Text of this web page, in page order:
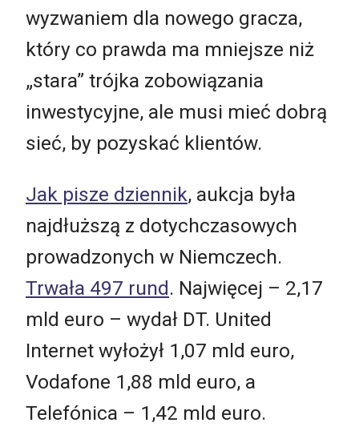
wyzwaniem dla nowego gracza,
który co prawda ma mniejsze niż
„stara” trójka zobowiązania
inwestycyjne, ale musi mieć dobrą
sieć, by pozyskać klientów.
Jak pisze dziennik, aukcja była
najdłuższą z dotychczasowych
prowadzonych w Niemczech.
Trwała 497 rund. Najwięcej – 2,17
mld euro – wydał DT. United
Internet wyłożył 1,07 mld euro,
Vodafone 1,88 mld euro, a
Telefónica – 1,42 mld euro.